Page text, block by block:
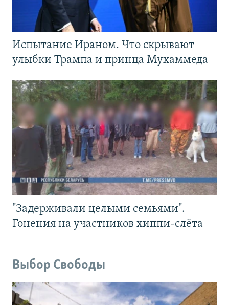
Испытание Ираном. Что скрывают
улыбки Трампа и принца Мухаммеда
"Задерживали целыми семьями".
Гонения на участников хиппи-слёта
Выбор Свободы